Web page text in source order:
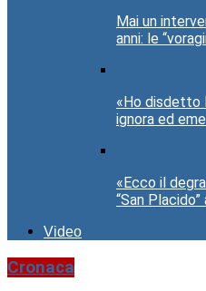
Mai un
anni: le
«Ho disdetto
ignora ed
«Ecco il
“San
Video
Cronaca